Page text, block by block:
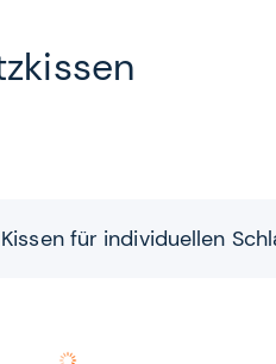
für indi­vi­du­el­len